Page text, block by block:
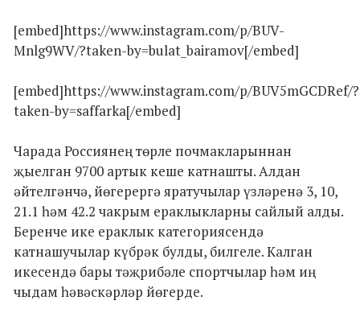
[embed]https://www.instagram.com/p/BUV-
Mnlg9WV/?taken-by=bulat_bairamov[/embed]
[embed]https://www.instagram.com/p/BUV5mGCDRef/?
taken-by=saffarka[/embed]
Чарада Россиянең төрле почмакларыннан
җыелган 9700 артык кеше катнашты. Алдан
әйтелгәнчә, йөгерергә яратучылар үзләренә 3, 10,
21.1 һәм 42.2 чакрым ераклыкларны сайлый алды.
Беренче ике ераклык категориясендә
катнашучылар күбрәк булды, билгеле. Калган
икесендә бары тәҗрибәле спортчылар һәм иң
чыдам һәвәскәрләр йөгерде.